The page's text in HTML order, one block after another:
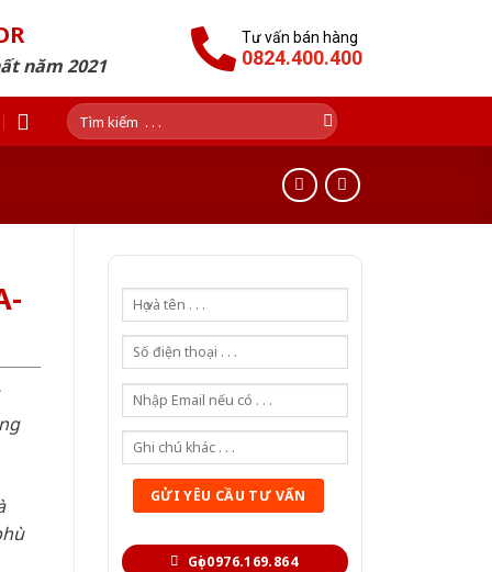
năm 2021
Tư vấn bán hàng
0824.400.400
Tìm
kiếm:
Gọi 0976.169.864